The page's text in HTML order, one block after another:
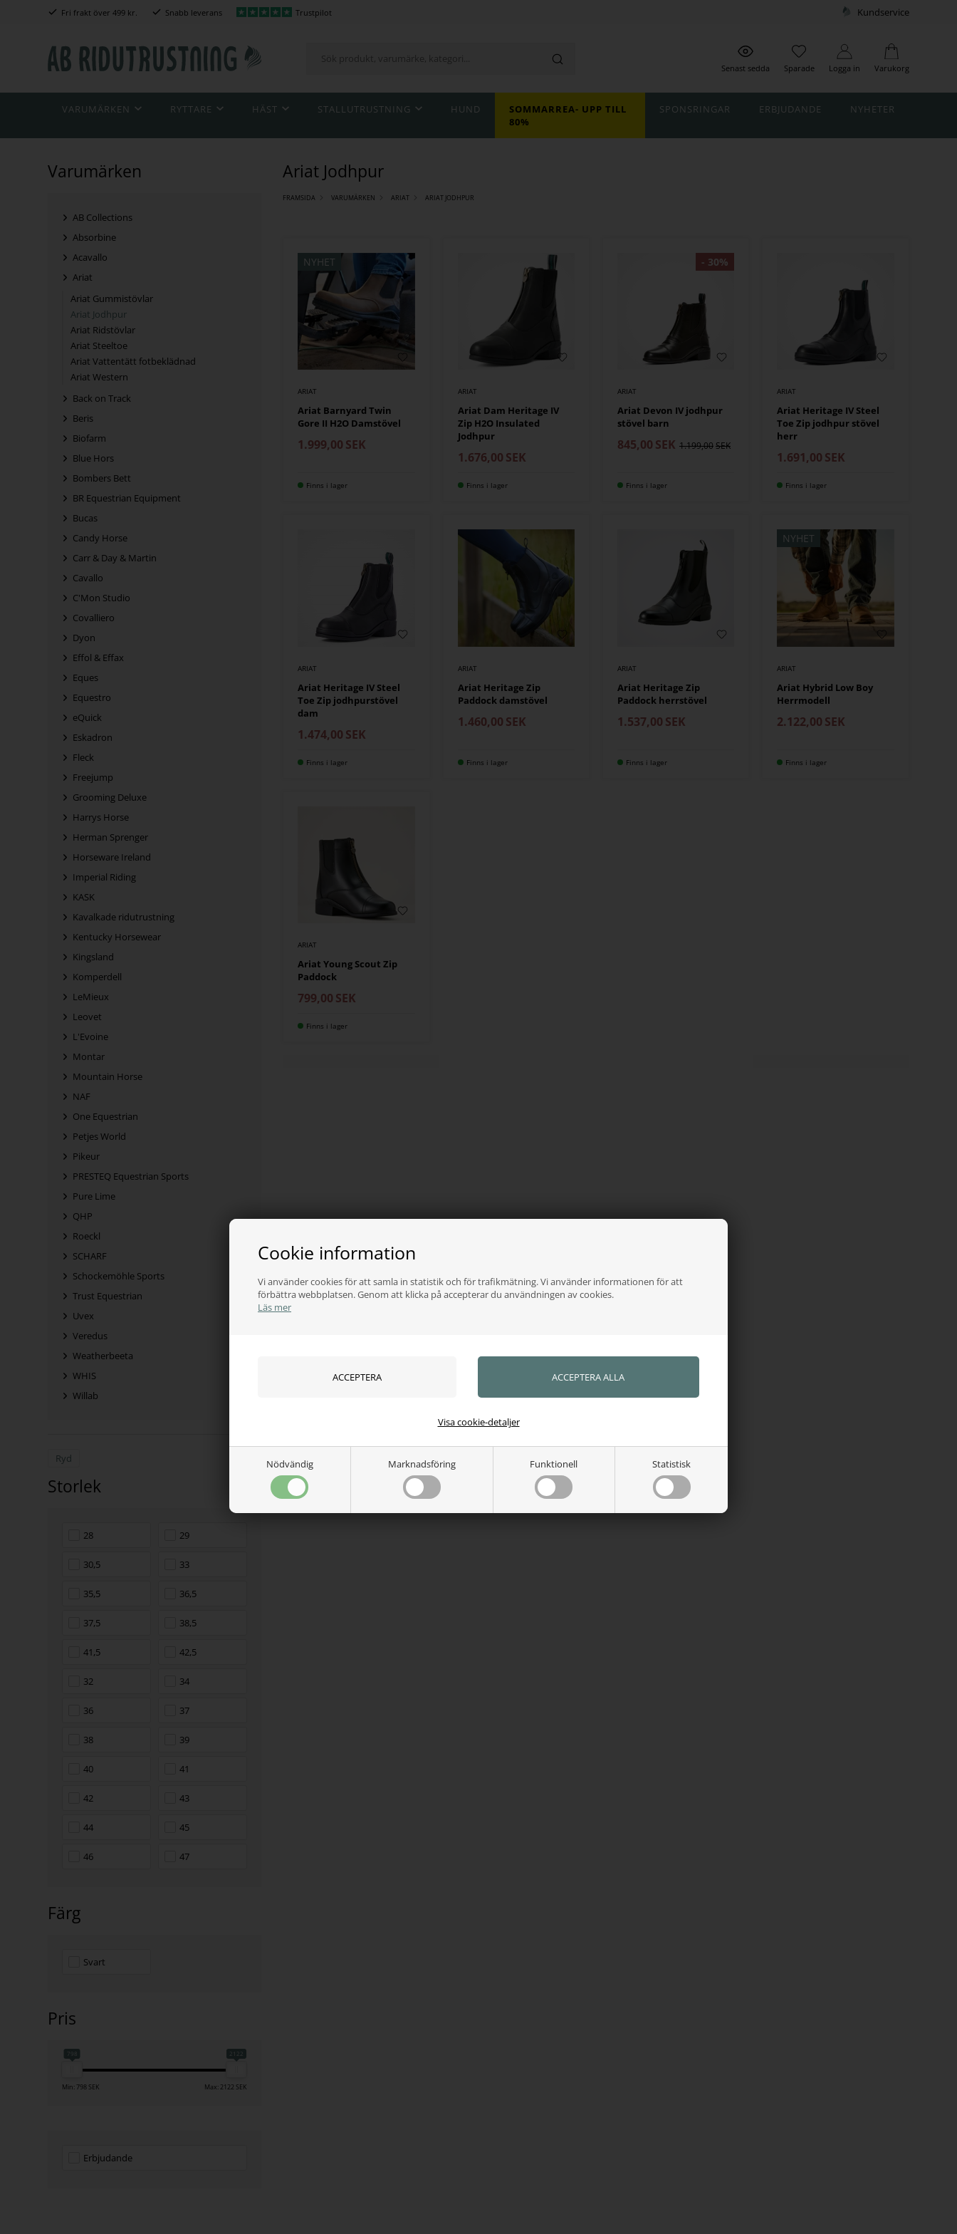
Cookie information
Vi använder cookies för att samla in statistik och för trafikmätning. Vi använder informationen för att
förbättra webbplatsen. Genom att klicka på accepterar du användningen av cookies.
Läs mer
Nödvändig Marknadsföring Funktionell Statistisk
Visa cookie-detaljer
Fri frakt över 499 kr. Snabb leverans Trustpilot Kundservice
Senast sedda Sparade Logga in Varukorg
VARUMÄRKEN RYTTARE HÄST STALLUTRUSTNING HUND
SOMMARREA- UPP TILL
80%
SPONSRINGAR ERBJUDANDE NYHETER
Varumärken
AB Collections
Absorbine
Acavallo
Ariat
Ariat Gummistövlar
Ariat Jodhpur
Ariat Ridstövlar
Ariat Steeltoe
Ariat Vattentätt fotbeklädnad
Ariat Western
Back on Track
Beris
Biofarm
Blue Hors
Bombers Bett
BR Equestrian Equipment
Bucas
Candy Horse
Carr & Day & Martin
Cavallo
C'Mon Studio
Covalliero
Dyon
Effol & Effax
Eques
Equestro
eQuick
Eskadron
Fleck
Freejump
Grooming Deluxe
Harrys Horse
Herman Sprenger
Horseware Ireland
Imperial Riding
KASK
Kavalkade ridutrustning
Kentucky Horsewear
Kingsland
Komperdell
LeMieux
Leovet
L'Evoine
Montar
Mountain Horse
NAF
One Equestrian
Petjes World
Pikeur
PRESTEQ Equestrian Sports
Pure Lime
QHP
Roeckl
SCHARF
Schockemöhle Sports
Trust Equestrian
Uvex
Veredus
Weatherbeeta
WHIS
Willab
Ryd
Storlek
28 29
30,5 33
35,5 36,5
37,5 38,5
41,5 42,5
32 34
36 37
38 39
40 41
42 43
44 45
46 47
Färg
Svart
Pris
798
Min: 798 SEK Max: 2122 SEK
Erbjudande
Ariat Jodhpur
FRAMSIDA VARUMÄRKEN ARIAT ARIAT JODHPUR
NYHET
ARIAT
Ariat Barnyard Twin
Gore II H2O Damstövel
1.999,00 SEK
Finns i lager
ARIAT
Ariat Dam Heritage IV
Zip H2O Insulated
Jodhpur
1.676,00 SEK
Finns i lager
ARIAT
Ariat Devon IV jodhpur
stövel barn
845,00 SEK 1.199,00
Finns i lager
ARIAT
Ariat Heritage IV Steel
Toe Zip jodhpur stövel
herr
1.691,00 SEK
Finns i lager
ARIAT
Ariat Heritage IV Steel
Toe Zip jodhpurstövel
dam
1.474,00 SEK
Finns i lager
ARIAT
Ariat Heritage Zip
Paddock damstövel
1.460,00 SEK
Finns i lager
ARIAT
Ariat Heritage Zip
Paddock herrstövel
1.537,00 SEK
Finns i lager
NYHET
ARIAT
Ariat Hybrid Low Boy
Herrmodell
2.122,00 SEK
Finns i lager
ARIAT
Ariat Young Scout Zip
Paddock
799,00 SEK
Finns i lager